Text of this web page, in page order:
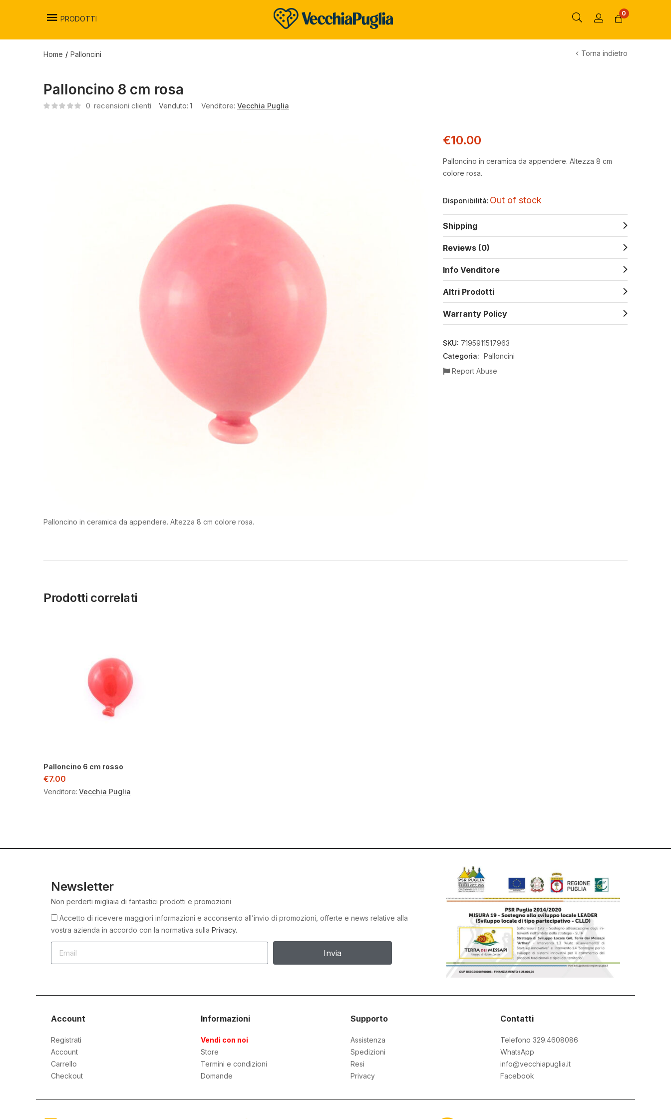
PRODOTTI
0
Home Palloncini Torna indietro
Palloncino 8 cm rosa
0 recensioni clienti Venduto: 1 Venditore: Vecchia Puglia
€10.00
Palloncino in ceramica da appendere. Altezza 8 cm
colore rosa.
Disponibilità: Out of stock
Shipping
Reviews (0)
Info Venditore
Altri Prodotti
Warranty Policy
SKU: 7195911517963
Categoria: Palloncini
Report Abuse
Palloncino in ceramica da appendere. Altezza 8 cm colore rosa.
Prodotti correlati
Palloncino 6 cm rosso
€7.00
Venditore: Vecchia Puglia
Newsletter
Non perderti migliaia di fantastici prodotti e promozioni
Accetto di ricevere maggiori informazioni e acconsento all’invio di promozioni, offerte e news relative alla
vostra azienda in accordo con la normativa sulla Privacy.
Invia
Account
Registrati
Account
Carrello
Checkout
Informazioni
Vendi con noi
Store
Termini e condizioni
Domande
Supporto
Assistenza
Spedizioni
Resi
Privacy
Contatti
Telefono 329.4608086
WhatsApp
info@vecchiapuglia.it
Facebook